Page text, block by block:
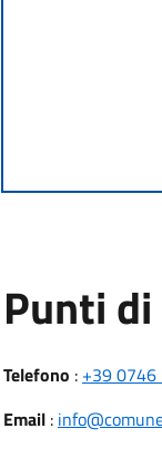
Punti
Telefono : +39 0746
Email: